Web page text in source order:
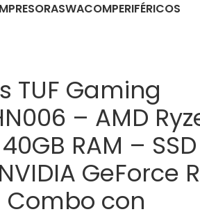
WACOMPERIFÉRICOS
TUF Gaming
– AMD
RAM – SSD
GeForce
Combo con